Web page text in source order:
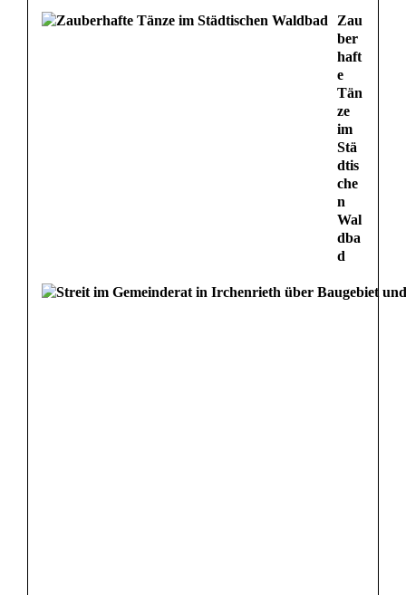
Zau
ber
haft
e
Tän
ze
im
Stä
dtis
che
n
Wal
dba
d